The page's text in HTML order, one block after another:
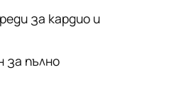
за кардио и
за пълно